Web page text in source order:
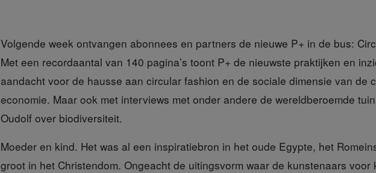
Volgende week ontvangen abonnees en partners de nieuwe P+ in de bus:
Met een recordaantal van 140 pagina’s toont P+ de nieuwste praktijken en
aandacht voor de hausse aan circular fashion en de sociale dimensie van de
economie. Maar ook met interviews met onder andere de wereldberoemde
Oudolf over biodiversiteit.
Moeder en kind. Het was al een inspiratiebron in het oude Egypte, het
groot in het Christendom. Ongeacht de uitingsvorm waar de kunstenaars voor